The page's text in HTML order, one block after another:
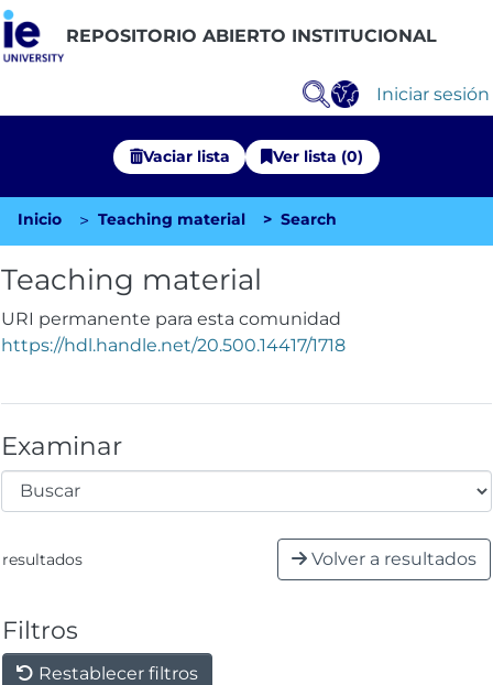
REPOSITORIO ABIERTO INSTITUCIONAL
Iniciar sesión
Vaciar lista Ver lista (0)
Explorar Repositorio
Estadísticas
Inicio Teaching material Search
Teaching material
URI permanente para esta comunidad
https://hdl.handle.net/20.500.14417/1718
Examinar
resultados Volver a resultados
Filtros
Restablecer filtros